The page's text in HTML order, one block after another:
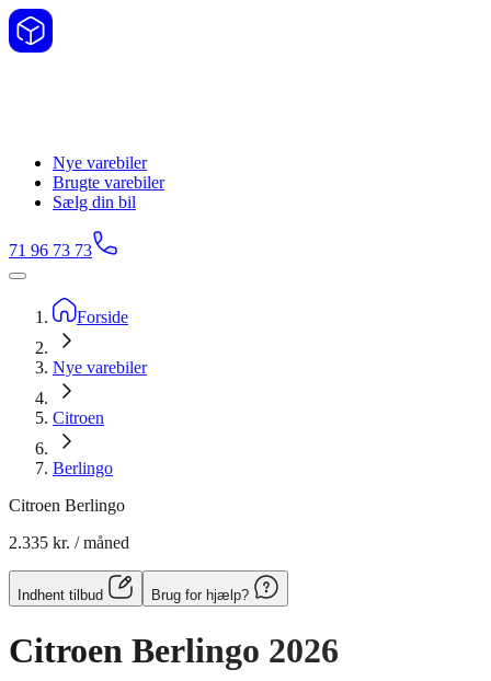
Nye varebiler
Brugte varebiler
Sælg din bil
71 96 73 73
Forside
Nye varebiler
Citroen
Berlingo
Citroen Berlingo
2.335 kr. / måned
Indhent tilbud Brug for hjælp?
Citroen Berlingo 2026